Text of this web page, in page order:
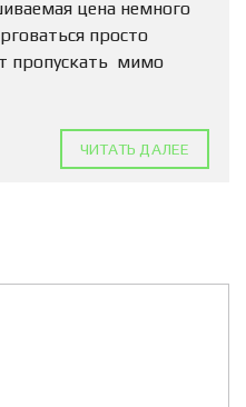
цена немного
просто
пропускать мимо
ЧИТАТЬ ДАЛЕЕ